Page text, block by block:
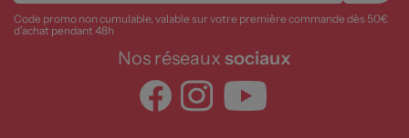
Code promo non cumulable, valable sur votre première commande dès 50€
d’achat pendant 48h
Nos réseaux sociaux